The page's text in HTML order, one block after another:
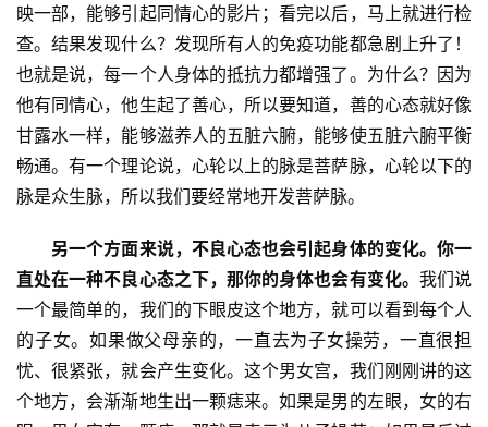
声
明
映一部，能够引起同情心的影片；看完以后，马上就进行检
查。结果发现什么？发现所有人的免疫功能都急剧上升了！
也就是说，每一个人身体的抵抗力都增强了。为什么？因为
他有同情心，他生起了善心，所以要知道，善的心态就好像
甘露水一样，能够滋养人的五脏六腑，能够使五脏六腑平衡
畅通。有一个理论说，心轮以上的脉是菩萨脉，心轮以下的
脉是众生脉，所以我们要经常地开发菩萨脉。
另一个方面来说，不良心态也会引起身体的变化。 你一
直处在一种不良心态之下，那你的身体也会有变化。 我们说
一个最简单的，我们的下眼皮这个地方，就可以看到每个人
的子女。如果做父母亲的，一直去为子女操劳，一直很担
忧、很紧张，就会产生变化。这个男女宫，我们刚刚讲的这
个地方，会渐渐地生出一颗痣来。如果是男的左眼，女的右